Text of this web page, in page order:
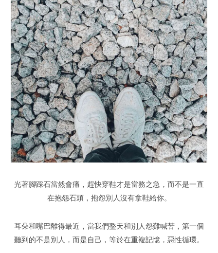
光著腳踩石當然會痛，趕快穿鞋才是當務之急，而不是一直
在抱怨石頭，抱怨別人沒有拿鞋給你。
耳朵和嘴巴離得最近，當我們整天和別人怨難喊苦，第一個
聽到的不是別人，而是自己，等於在重複記憶，惡性循環。